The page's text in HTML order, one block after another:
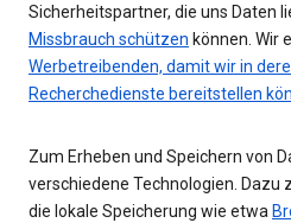
Sicherheitspartner, die uns Daten
Missbrauch schützen können. Wir
Werbetreibenden, damit wir in
Recherchedienste bereitstellen
Zum Erheben und Speichern von
verschiedene Technologien. Dazu
die lokale Speicherung wie etwa